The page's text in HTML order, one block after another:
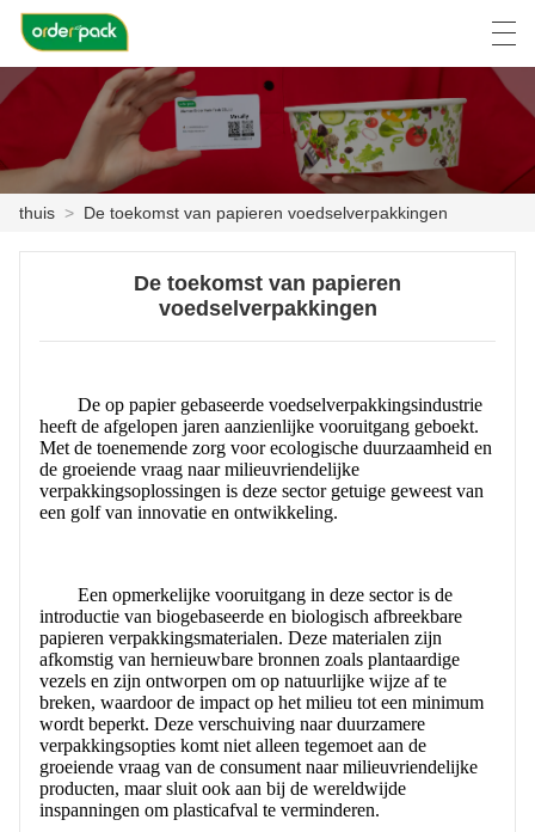
ZAAK C
FACTORY TOUR
Deutsch
thuis > De toekomst van papieren voedselverpakkingen
De toekomst van papieren
voedselverpakkingen
De op papier gebaseerde voedselverpakkingsindustrie
heeft de afgelopen jaren aanzienlijke vooruitgang geboekt.
Met de toenemende zorg voor ecologische duurzaamheid en
de groeiende vraag naar milieuvriendelijke
verpakkingsoplossingen is deze sector getuige geweest van
een golf van innovatie en ontwikkeling.
Een opmerkelijke vooruitgang in deze sector is de
introductie van biogebaseerde en biologisch afbreekbare
papieren verpakkingsmaterialen. Deze materialen zijn
afkomstig van hernieuwbare bronnen zoals plantaardige
vezels en zijn ontworpen om op natuurlijke wijze af te
breken, waardoor de impact op het milieu tot een minimum
wordt beperkt. Deze verschuiving naar duurzamere
verpakkingsopties komt niet alleen tegemoet aan de
groeiende vraag van de consument naar milieuvriendelijke
producten, maar sluit ook aan bij de wereldwijde
inspanningen om plasticafval te verminderen.